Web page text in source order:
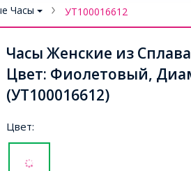
Часы УТ100016612
Часы Женские из
Цвет: Фиолетовый,
(УТ100016612)
Цвет: